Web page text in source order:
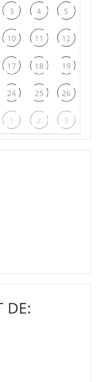
3 4 5
10 11 12
17 18 19
24 25 26
1 2 3
DE: